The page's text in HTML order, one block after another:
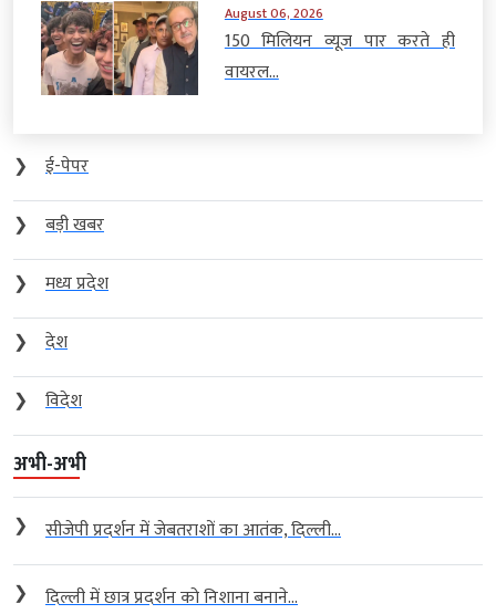
August 06, 2026
150 मिलियन व्यूज पार करते ही
वायरल...
❯
ई-पेपर
❯
बड़ी खबर
❯
मध्य प्रदेश
❯
देश
❯
विदेश
अभी-अभी
❯ सीजेपी प्रदर्शन में जेबतराशों का आतंक, दिल्ली...
❯ दिल्ली में छात्र प्रदर्शन को निशाना बनाने...